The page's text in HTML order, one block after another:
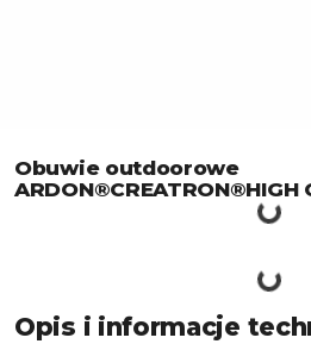
Obuwie outdoorowe
ARDON®CREATRON®HIGH
Opis i informacje